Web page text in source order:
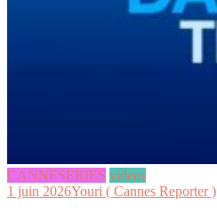
CANNESERIES videos
1 juin 2026Youri ( Cannes Reporter )